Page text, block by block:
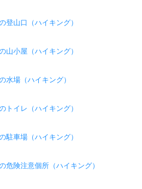
登山口（ハイキング）
山小屋（ハイキング）
水場（ハイキング）
トイレ（ハイキング）
駐車場（ハイキング）
危険注意個所（ハイキング）